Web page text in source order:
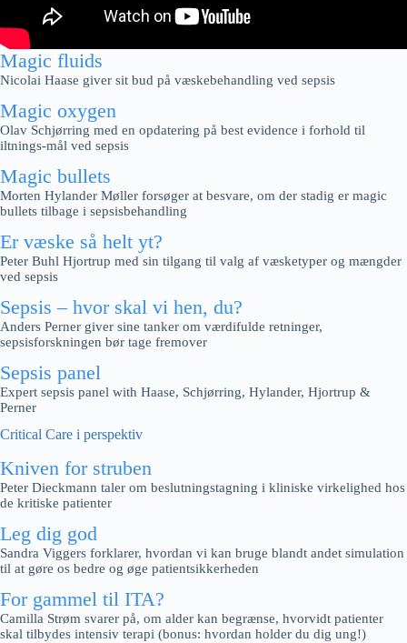
Magic fluids
Nicolai Haase giver sit bud på væskebehandling ved sepsis
Magic oxygen
Olav Schjørring med en opdatering på best evidence i forhold til
iltnings-mål ved sepsis
Magic bullets
Morten Hylander Møller forsøger at besvare, om der stadig er magic
bullets tilbage i sepsisbehandling
Er væske så helt yt?
Peter Buhl Hjortrup med sin tilgang til valg af væsketyper og mængder
ved sepsis
Sepsis – hvor skal vi hen, du?
Anders Perner giver sine tanker om værdifulde retninger,
sepsisforskningen bør tage fremover
Sepsis panel
Expert sepsis panel with Haase, Schjørring, Hylander, Hjortrup &
Perner
Critical Care i perspektiv
Kniven for struben
Peter Dieckmann taler om beslutningstagning i kliniske virkelighed hos
de kritiske patienter
Leg dig god
Sandra Viggers forklarer, hvordan vi kan bruge blandt andet simulation
til at gøre os bedre og øge patientsikkerheden
For gammel til ITA?
Camilla Strøm svarer på, om alder kan begrænse, hvorvidt patienter
skal tilbydes intensiv terapi (bonus: hvordan holder du dig ung!)